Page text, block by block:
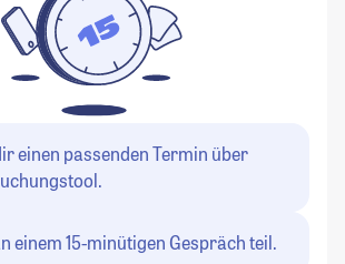
einen passenden Termin über
einem 15-minütigen Gespräch teil.